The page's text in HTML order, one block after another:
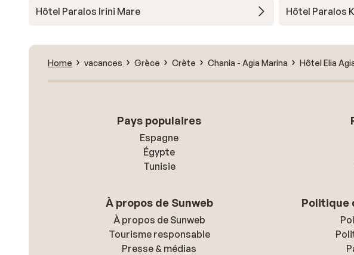
Hôtel Paralos Irini Mare Hôtel Paralos
Home vacances Grèce Crète Chania - Agia Marina Hôtel Elia
Pays populaires
Espagne
Égypte
Tunisie
À propos de Sunweb
À propos de Sunweb
Tourisme responsable
Presse & médias
Politique